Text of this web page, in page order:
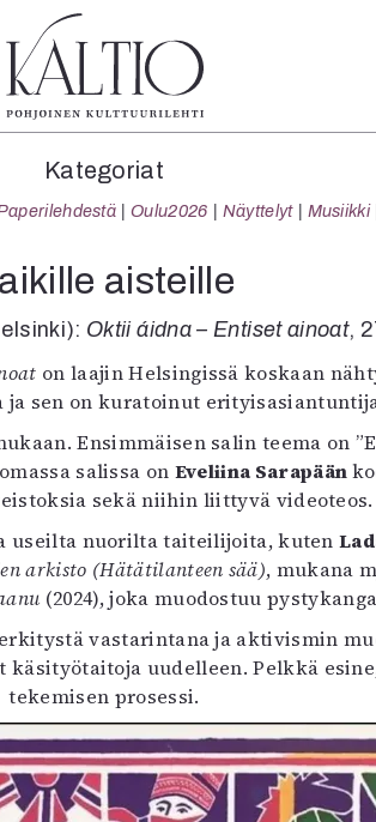
Lehdet
4/2026
1/2026
6/2025
5/2025 saame
Lehtiarkisto
Tilaus
Kategoriat
Oulu2026 Näyttelyt Musiikki
aisteille
Oktii áidna – Entiset ainoat,
on laajin Helsingissä koskaan
sen on kuratoinut
Ensimmäisen salin teema on
salissa on Eveliina Sarapään
sekä niihin liittyvä videoteos.
useilta nuorilta taiteilijoita, kuten
arkisto (Hätätilanteen sää), mukana
(2024), joka muodostuu
vastarintana ja aktivismin
uudelleen. Pelkkä
tekemisen prosessi.